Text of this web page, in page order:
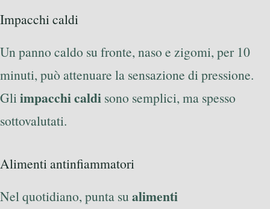
Impacchi caldi
Un panno caldo su fronte, naso e zigomi, per 10
minuti, può attenuare la sensazione di pressione.
Gliimpacchi caldi sono semplici, ma spesso
sottovalutati.
Alimenti antinfiammatori
Nel quotidiano, punta su alimenti